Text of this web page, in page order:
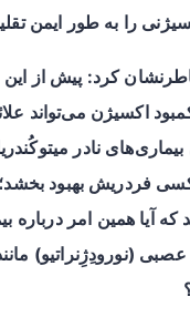
را به طور ایمن
کرد: پیش از
اکسیژن می‌تواند
نادر
فردریش بهبود
که آیا همین امر درباره
(نورودِژِنراتیو)